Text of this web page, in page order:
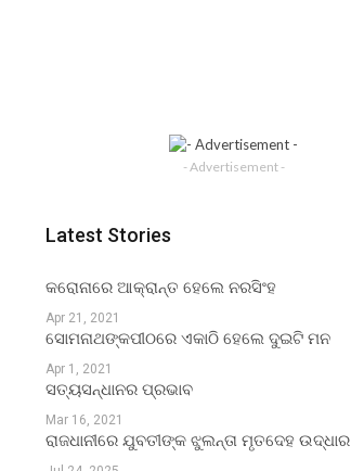
- Advertisement -
Latest Stories
କରୋନାରେ ଆକ୍ରାନ୍ତ ହେଲେ ନରସିଂହ
Apr 21, 2021
ସୋମନାଥଙ୍କପୀଠରେ ଏକାଠି ହେଲେ ଦୁଇଟି ମନ
Apr 1, 2021
ସତ୍ୟସନ୍ଧାନର ପ୍ରଭାବ
Mar 16, 2021
ରାଜଧାନୀରେ ଯୁବତୀଙ୍କ ଝୁଲନ୍ତା ମୃତଦେହ ଉଦ୍ଧାର